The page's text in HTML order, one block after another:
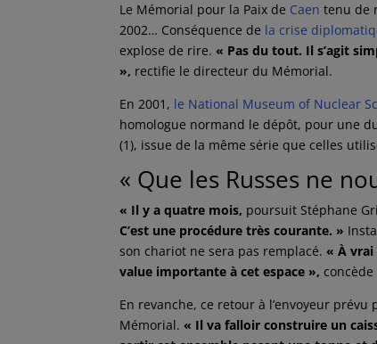
Le Mémorial pour la Paix de Caen tenu de
2002… Conséquence de la crise
explose de rire. « Pas du tout. Il s’agit
», rectifie le directeur du Mémorial.
En 2001, le National Museum of Nuclear
homologue normand le dépôt, pour une
(1), issue de la même série que celles
« Que les Russes ne
« Il y a quatre mois, poursuit Stéphane
C’est une procédure très courante. »
son chariot ne sera pas remplacé. « À vrai
value importante à cet espace »,
En revanche, ce retour à l’envoyeur
Mémorial. « Il va falloir construire un